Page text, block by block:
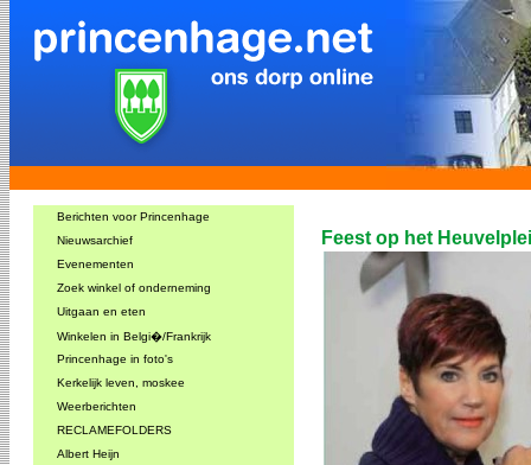
Berichten voor Princenhage
Nieuwsarchief
Evenementen
Zoek winkel of onderneming
Uitgaan en eten
Winkelen in Belgi�/Frankrijk
Princenhage in foto's
Kerkelijk leven, moskee
Weerberichten
RECLAMEFOLDERS
Albert Heijn
Feest op het